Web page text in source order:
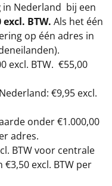
in Nederland bij een
excl. BTW. Als het één
op één adres in
excl. BTW. €55,00
€9,95 excl.
onder €1.000,00
adres.
BTW voor centrale
excl. BTW per